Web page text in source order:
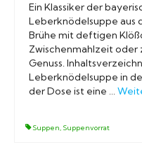
Ein Klassiker der
Leberknödelsuppe aus
Brühe mit deftigen
Zwischenmahlzeit oder
Genuss.
Leberknödelsuppe in
der Dose ist eine …
Suppen, Suppenvorrat